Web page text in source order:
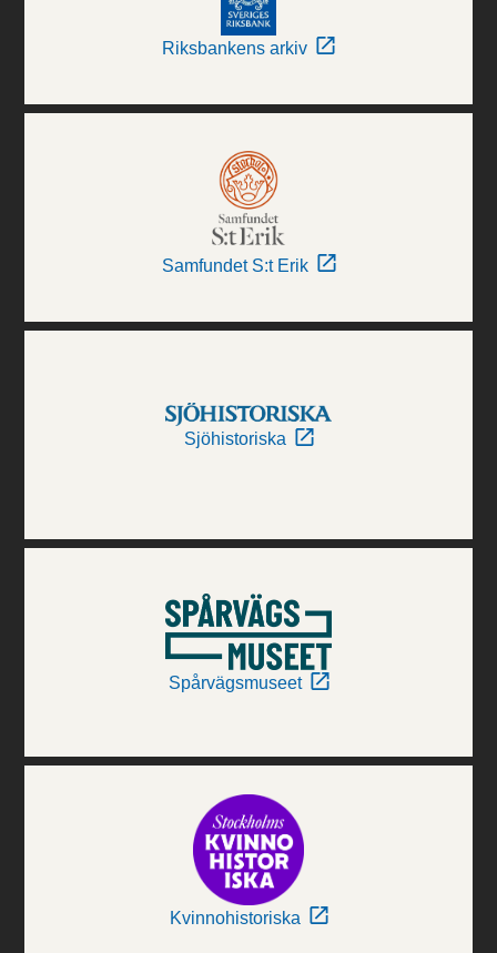
Riksbankens arkiv
Samfundet S:t Erik
Sjöhistoriska
Spårvägsmuseet
Kvinnohistoriska